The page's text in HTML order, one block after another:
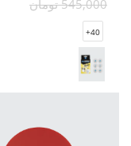
545,000 تومان
40+